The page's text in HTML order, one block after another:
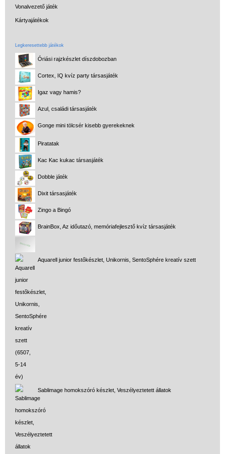
Vonalvezető játék
Kártyajátékok
Legkeresettebb játékok
Óriási rajzkészlet díszdobozban
Cortex, IQ kvíz party társasjáték
Igaz vagy hamis?
Azul, családi társasjáték
Gonge mini tölcsér kisebb gyerekeknek
Piratatak
Kac Kac kukac társasjáték
Dobble játék
Dixit társasjáték
Zingo a Bingó
BrainBox, Az időutazó, memóriafejlesztő kvíz társasjáték
Aquarell junior festőkészlet, Unikornis, SentoSphére kreatív szett
Sablimage homokszóró készlet, Veszélyeztetett állatok